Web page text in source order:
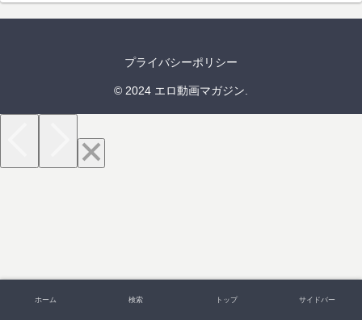
プライバシーポリシー
© 2024 エロ動画マガジン.
ホーム 検索 トップ サイドバー